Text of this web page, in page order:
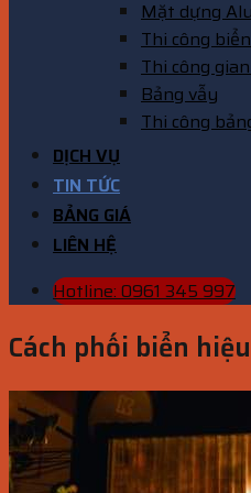
Mặt dựng
Thi công
Thi công
Bảng vẫy
Thi công
DỊCH VỤ
TIN TỨC
BẢNG GIÁ
LIÊN HỆ
Hotline: 0961 345 997
Cách phối biển